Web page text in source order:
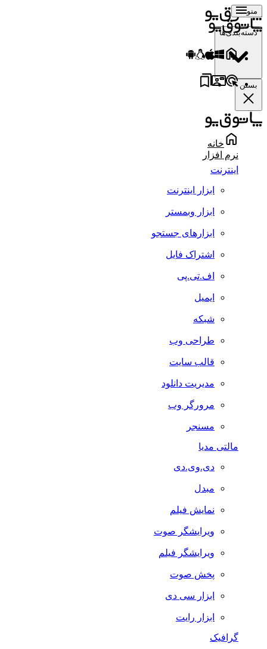
منو
دسته‌بندی‌ها
بستن
خانه
نرم افزار
اینترنت
ابزار اینترنت
ابزار وبمستر
ابزارهای جستجو
اشتراک فایل
اف.تی.پی
ایمیل
شبکه
طراحی وب
قالب سایت
مدیریت دانلود
مرورگر وب
مسنجر
مالتی مدیا
دی.وی.دی
مبدل
نمایش فیلم
ویرایشگر صوت
ویرایشگر فیلم
پخش صوت
ابزار سی دی
ابزار رایت
گرافیک